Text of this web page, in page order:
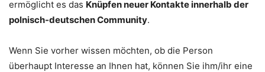
ermöglicht es das Knüpfen neuer Kontakte innerhalb der
polnisch-deutschen Community.
Wenn Sie vorher wissen möchten, ob die Person
überhaupt Interesse an Ihnen hat, können Sie ihm/ihr eine